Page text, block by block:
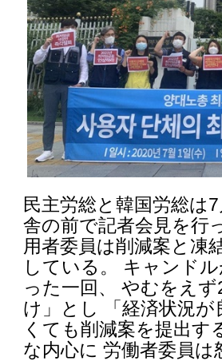
民主労総と韓国労総は
舎の前で記者会見を行
用者委員は削減案と凍
している。 キャンド
った一回、 やむをえ
け」とし 「経済状況
くても削減案を提出す
な内心に 労働者委員